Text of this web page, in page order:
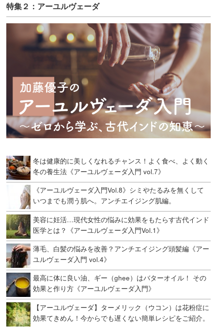
特集２：アーユルヴェーダ
冬は健康的に美しくなれるチャンス！よく食べ、よく動く
冬の養生法《アーユルヴェーダ入門 vol.7》
《アーユルヴェーダ入門Vol.8》シミやたるみを無くして
いつまでも潤う肌へ。アンチエイジング肌編。
美容に妊活…現代女性の悩みに効果をもたらす古代インド
医学とは？《アーユルヴェーダ入門Vol.1》
薄毛、白髪の悩みを改善？アンチエイジング頭髪編《アー
ユルヴェーダ入門 vol.4》
最高に体に良い油、ギー（ghee）はバターオイル！ その
効果と作り方《アーユルヴェーダ入門》
【アーユルヴェーダ】ターメリック（ウコン）は花粉症に
効果てきめん！今からでも遅くない簡単レシピをご紹介。